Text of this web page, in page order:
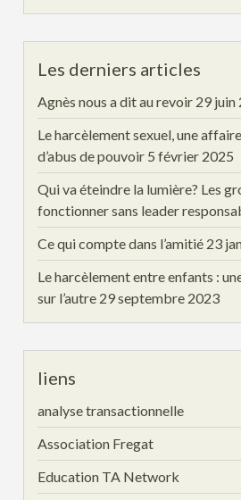
Les derniers articles
Agnès nous a dit au revoir 29 juin
Le harcèlement sexuel, une
d’abus de pouvoir 5 février 2025
Qui va éteindre la lumière? Les
fonctionner sans leader
Ce qui compte dans l’amitié 23
Le harcèlement entre enfants :
sur l’autre 29 septembre 2023
liens
analyse transactionnelle
Association Fregat
Education TA Network